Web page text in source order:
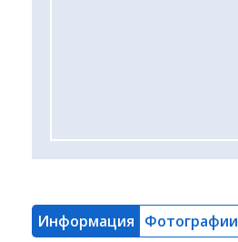
Информация Фотографии